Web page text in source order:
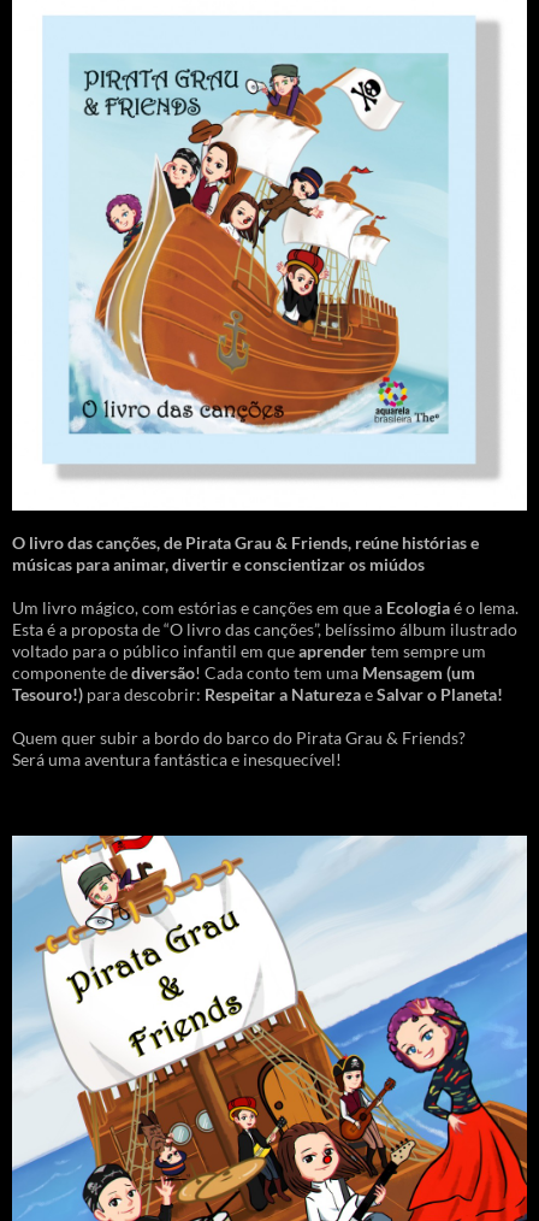
O livro das canções,de Pirata Grau & Friends, reúne histórias e
músicas para animar, divertir e conscientizar os miúdos
Um livro mágico, com estórias e canções em que a Ecologiaé o lema.
Esta é a proposta de “O livro das canções”, belíssimo álbum ilustrado
voltado para o público infantil em queaprendertem sempre um
componente dediversão! Cada conto tem uma Mensagem (um
Tesouro!) para descobrir: Respeitar a NaturezaeSalvar o Planeta!
Quem quer subir a bordo do barco do Pirata Grau & Friends?
Será uma aventura fantástica e inesquecível!